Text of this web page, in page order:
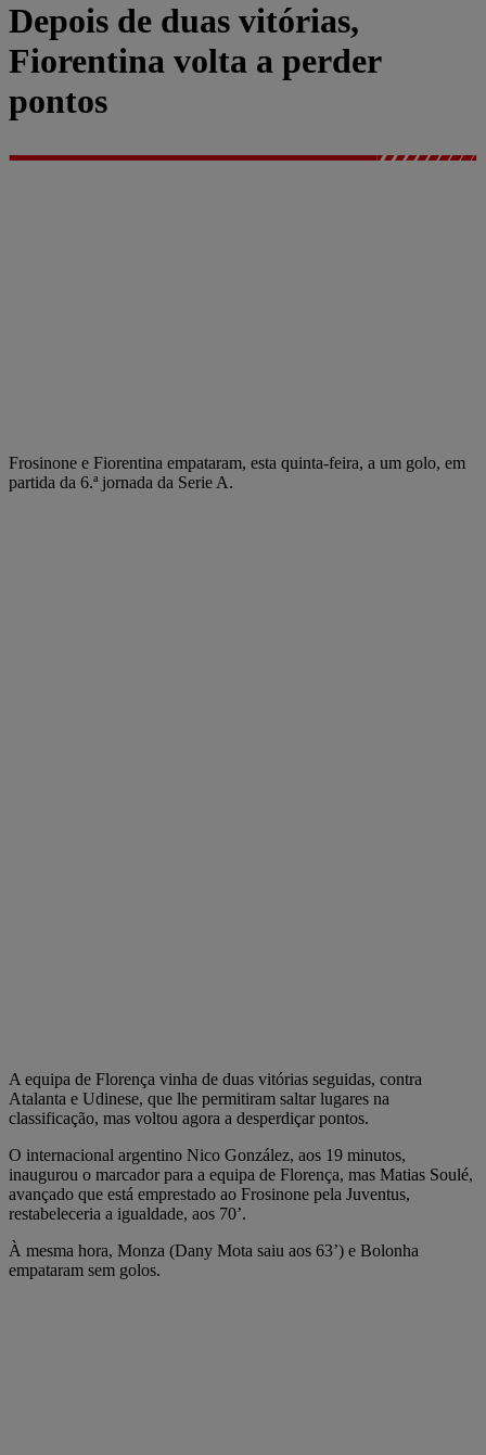
Depois de duas vitórias,
Fiorentina volta a perder
pontos
Frosinone e Fiorentina empataram, esta quinta-feira, a um golo, em
partida da 6.ª jornada da Serie A.
A equipa de Florença vinha de duas vitórias seguidas, contra
Atalanta e Udinese, que lhe permitiram saltar lugares na
classificação, mas voltou agora a desperdiçar pontos.
O internacional argentino Nico González, aos 19 minutos,
inaugurou o marcador para a equipa de Florença, mas Matias Soulé,
avançado que está emprestado ao Frosinone pela Juventus,
restabeleceria a igualdade, aos 70’.
À mesma hora, Monza (Dany Mota saiu aos 63’) e Bolonha
empataram sem golos.